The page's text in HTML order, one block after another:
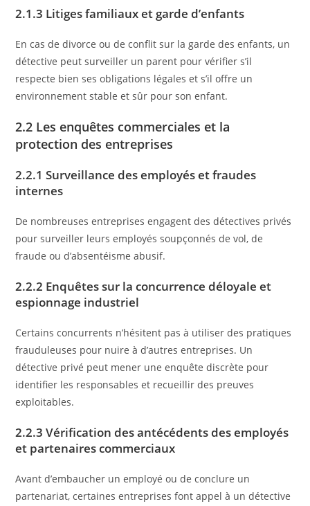
2.1.3 Litiges familiaux et garde d’enfants
En cas de divorce ou de conflit sur la garde des enfants, un
détective peut surveiller un parent pour vérifier s’il
respecte bien ses obligations légales et s’il offre un
environnement stable et sûr pour son enfant.
2.2 Les enquêtes commerciales et la
protection des entreprises
2.2.1 Surveillance des employés et fraudes
internes
De nombreuses entreprises engagent des détectives privés
pour surveiller leurs employés soupçonnés de vol, de
fraude ou d’absentéisme abusif.
2.2.2 Enquêtes sur la concurrence déloyale et
espionnage industriel
Certains concurrents n’hésitent pas à utiliser des pratiques
frauduleuses pour nuire à d’autres entreprises. Un
détective privé peut mener une enquête discrète pour
identifier les responsables et recueillir des preuves
exploitables.
2.2.3 Vérification des antécédents des employés
et partenaires commerciaux
Avant d’embaucher un employé ou de conclure un
partenariat, certaines entreprises font appel à un détective